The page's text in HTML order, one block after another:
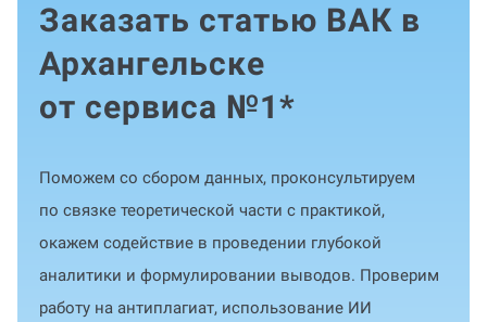
Заказать статью ВАК в
Архангельске
от сервиса №1*
Поможем со сбором данных, проконсультируем
по связке теоретической части с практикой,
окажем содействие в проведении глубокой
аналитики и формулировании выводов. Проверим
работу на антиплагиат, использование ИИ